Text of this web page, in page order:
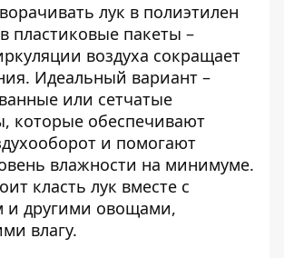
лук в полиэтилен
пластиковые пакеты –
воздуха сокращает
Идеальный вариант –
или сетчатые
которые обеспечивают
и помогают
влажности на минимуме.
класть лук вместе с
и другими овощами,
влагу.